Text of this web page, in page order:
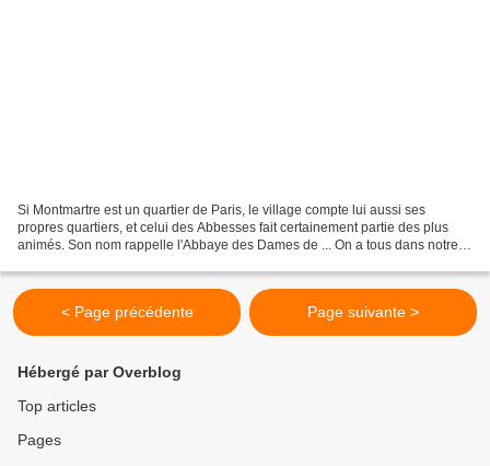
Si Montmartre est un quartier de Paris, le village compte lui aussi ses
propres quartiers, et celui des Abbesses fait certainement partie des plus
animés. Son nom rappelle l'Abbaye des Dames de ... On a tous dans notre
< Page précédente Page suivante >
Hébergé par Overblog
Top articles
Pages